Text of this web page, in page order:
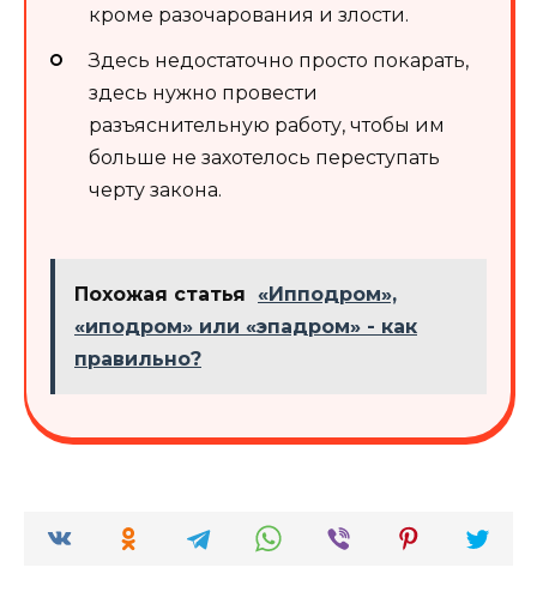
кроме разочарования и злости.
Здесь недостаточно просто покарать,
здесь нужно провести
разъяснительную работу, чтобы им
больше не захотелось переступать
черту закона.
Похожая статья
«Ипподром»,
«иподром» или «эпадром» - как
правильно?